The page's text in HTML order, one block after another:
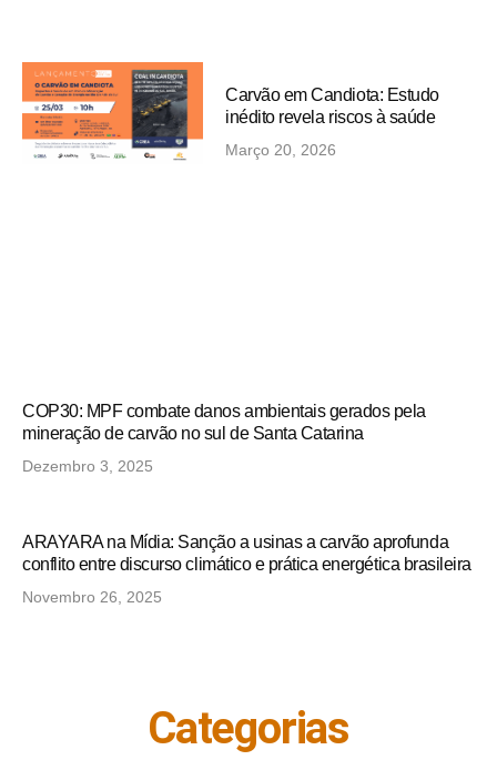
Carvão em Candiota: Estudo
inédito revela riscos à saúde
Março 20, 2026
COP30: MPF combate danos ambientais gerados pela
mineração de carvão no sul de Santa Catarina
Dezembro 3, 2025
ARAYARA na Mídia: Sanção a usinas a carvão aprofunda
conflito entre discurso climático e prática energética brasileira
Novembro 26, 2025
Categorias